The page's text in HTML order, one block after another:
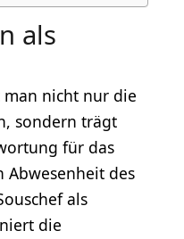
als
man nicht nur die
sondern trägt
für das
Abwesenheit des
als
die